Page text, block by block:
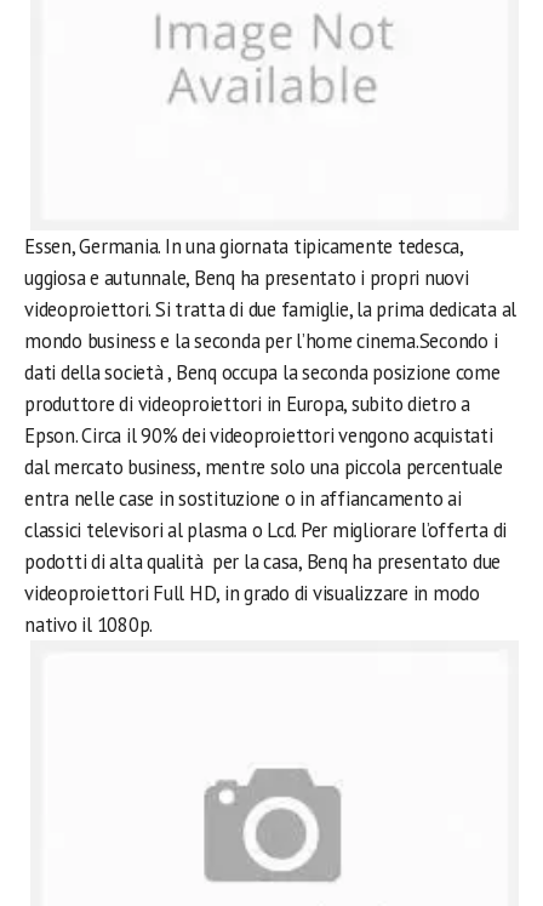
Essen, Germania. In una giornata tipicamente tedesca,
uggiosa e autunnale, Benq ha presentato i propri nuovi
videoproiettori. Si tratta di due famiglie, la prima dedicata al
mondo business e la seconda per l’home cinema.Secondo i
dati della società , Benq occupa la seconda posizione come
produttore di videoproiettori in Europa, subito dietro a
Epson. Circa il 90% dei videoproiettori vengono acquistati
dal mercato business, mentre solo una piccola percentuale
entra nelle case in sostituzione o in affiancamento ai
classici televisori al plasma o Lcd. Per migliorare l’offerta di
podotti di alta qualità per la casa, Benq ha presentato due
videoproiettori Full HD, in grado di visualizzare in modo
nativo il 1080p.